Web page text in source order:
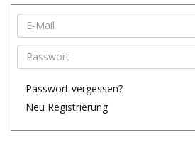
Passwort vergessen?
Neu Registrierung